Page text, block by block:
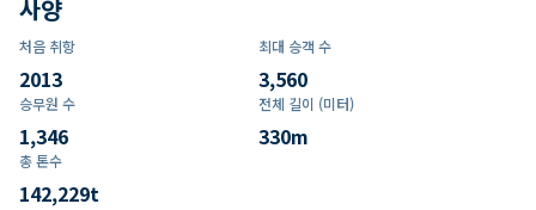
사양
처음 취항
2013
최대 승객 수
3,560
승무원 수
1,346
전체 길이 (미터)
330m
총 톤수
142,229t